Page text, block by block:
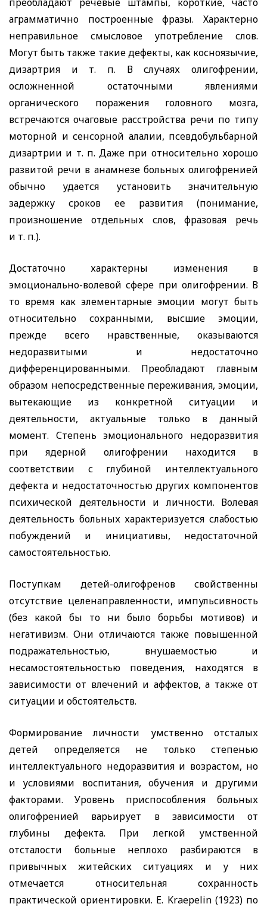
аграмматично построенные фразы. Характерно
неправильное смысловое употребление слов.
Могут быть также такие дефекты, как косноязычие,
дизартрия и т. п. В случаях олигофрении,
осложненной остаточными явлениями
органического поражения головного мозга,
встречаются очаговые расстройства речи по типу
моторной и сенсорной алалии, псевдобульбарной
дизартрии и т. п. Даже при относительно хорошо
развитой речи в анамнезе больных олигофренией
обычно удается установить значительную
задержку сроков ее развития (понимание,
произношение отдельных слов, фразовая речь
и т. п.).
Достаточно характерны изменения в
эмоционально-волевой сфере при олигофрении. В
то время как элементарные эмоции могут быть
относительно сохранными, высшие эмоции,
прежде всего нравственные, оказываются
недоразвитыми и недостаточно
дифференцированными. Преобладают главным
образом непосредственные переживания, эмоции,
вытекающие из конкретной ситуации и
деятельности, актуальные только в данный
момент. Степень эмоционального недоразвития
при ядерной олигофрении находится в
соответствии с глубиной интеллектуального
дефекта и недостаточностью других компонентов
психической деятельности и личности. Волевая
деятельность больных характеризуется слабостью
побуждений и инициативы, недостаточной
самостоятельностью.
Поступкам детей-олигофренов свойственны
отсутствие целенаправленности, импульсивность
(без какой бы то ни было борьбы мотивов) и
негативизм. Они отличаются также повышенной
подражательностью, внушаемостью и
несамостоятельностью поведения, находятся в
зависимости от влечений и аффектов, а также от
ситуации и обстоятельств.
Формирование личности умственно отсталых
детей определяется не только степенью
интеллектуального недоразвития и возрастом, но
и условиями воспитания, обучения и другими
факторами. Уровень приспособления больных
олигофренией варьирует в зависимости от
глубины дефекта. При легкой умственной
отсталости больные неплохо разбираются в
привычных житейских ситуациях и у них
отмечается относительная сохранность
практической ориентировки. E. Kraepelin (1923) по